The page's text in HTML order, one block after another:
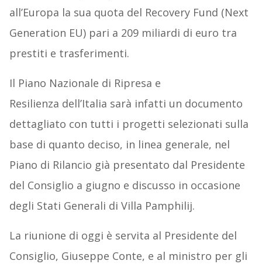
all’Europa la sua quota del Recovery Fund (Next
Generation EU) pari a 209 miliardi di euro tra
prestiti e trasferimenti.
Il Piano Nazionale di Ripresa e
Resilienza dell’Italia sarà infatti un documento
dettagliato con tutti i progetti selezionati sulla
base di quanto deciso, in linea generale, nel
Piano di Rilancio già presentato dal Presidente
del Consiglio a giugno e discusso in occasione
degli Stati Generali di Villa Pamphilij.
La riunione di oggi è servita al Presidente del
Consiglio, Giuseppe Conte, e al ministro per gli